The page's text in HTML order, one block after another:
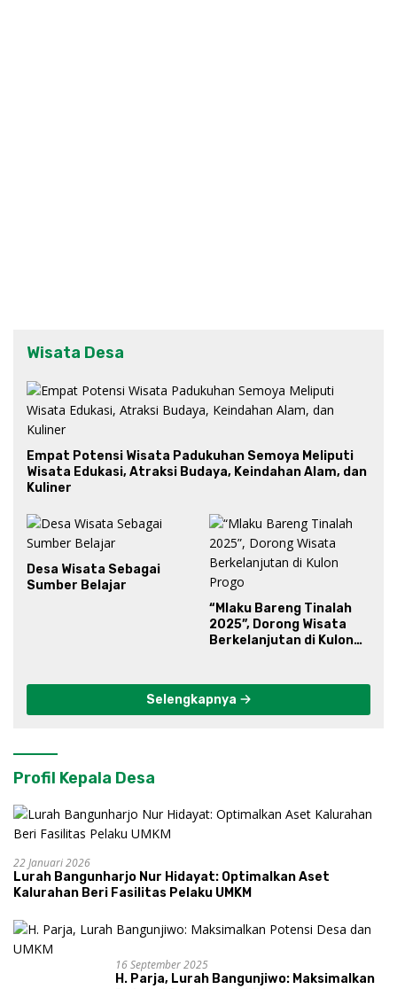
Wisata Desa
Empat Potensi Wisata Padukuhan Semoya Meliputi
Wisata Edukasi, Atraksi Budaya, Keindahan Alam, dan
Kuliner
Desa Wisata Sebagai
Sumber Belajar
“Mlaku Bareng Tinalah
2025”, Dorong Wisata
Berkelanjutan di Kulon
Selengkapnya
Profil Kepala Desa
22 Januari 2026
Lurah Bangunharjo Nur Hidayat: Optimalkan Aset
Kalurahan Beri Fasilitas Pelaku UMKM
16 September 2025
H. Parja, Lurah Bangunjiwo: Maksimalkan